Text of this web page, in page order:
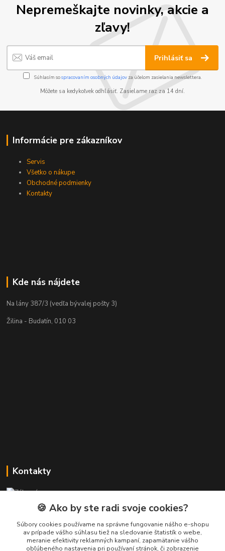
Nepremeškajte novinky, akcie a
zľavy!
Prihlásiť sa
Súhlasím sospracovaním osobných údajov za účelom zasielania newslettera.
Môžete sa kedykoľvek odhlásiť. Zasielame raz za 14 dní.
Informácie pre zákazníkov
Servis
Všetko o nákupe
Obchodné podmienky
Kontakty
Kde nás nájdete
Na lány 387/3 (vedľa bývalej pošty 3)
Žilina - Budatín, 010 03
Kontakty
+421 911 010 560
Po-Pia, 13-17 hod.
info@presmartfon.sk
🍪 Ako by ste radi svoje cookies?
Súbory cookies používame na správne fungovanie nášho e-shopu
av prípade vášho súhlasu tiež na sledovanie štatistík o webe,
meranie efektivity reklamných kampaní, zapamätanie vášho
obľúbeného nastavenia pri používaní stránok, či zobrazenie